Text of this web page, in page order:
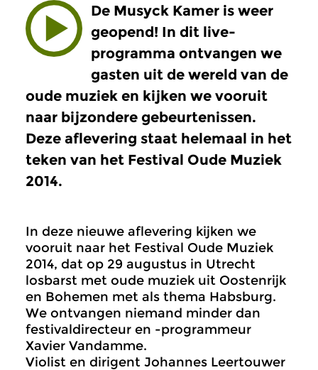
De Musyck Kamer is weer
geopend! In dit live-
programma ontvangen we
gasten uit de wereld van de
oude muziek en kijken we vooruit
naar bijzondere gebeurtenissen.
Deze aflevering staat helemaal in het
teken van het Festival Oude Muziek
2014.
In deze nieuwe aflevering kijken we
vooruit naar het Festival Oude Muziek
2014, dat op 29 augustus in Utrecht
losbarst met oude muziek uit Oostenrijk
en Bohemen met als thema Habsburg.
We ontvangen niemand minder dan
festivaldirecteur en -programmeur
Xavier Vandamme.
Violist en dirigent Johannes Leertouwer